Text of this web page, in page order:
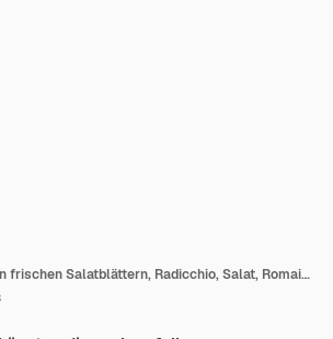
Sammlung von frischen Salatblättern, Radicchio, Salat, Romaine, Grünkohl, Kohl, Sauerampfer, Spinat, Mizuna, gesundes vegetarisches Bio-Lebensmittel Illustration